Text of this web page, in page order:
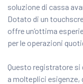
soluzione di cassa
Dotato di un
offre un’ottima
per le operazioni
Questo registratore si
a molteplici esigenze,